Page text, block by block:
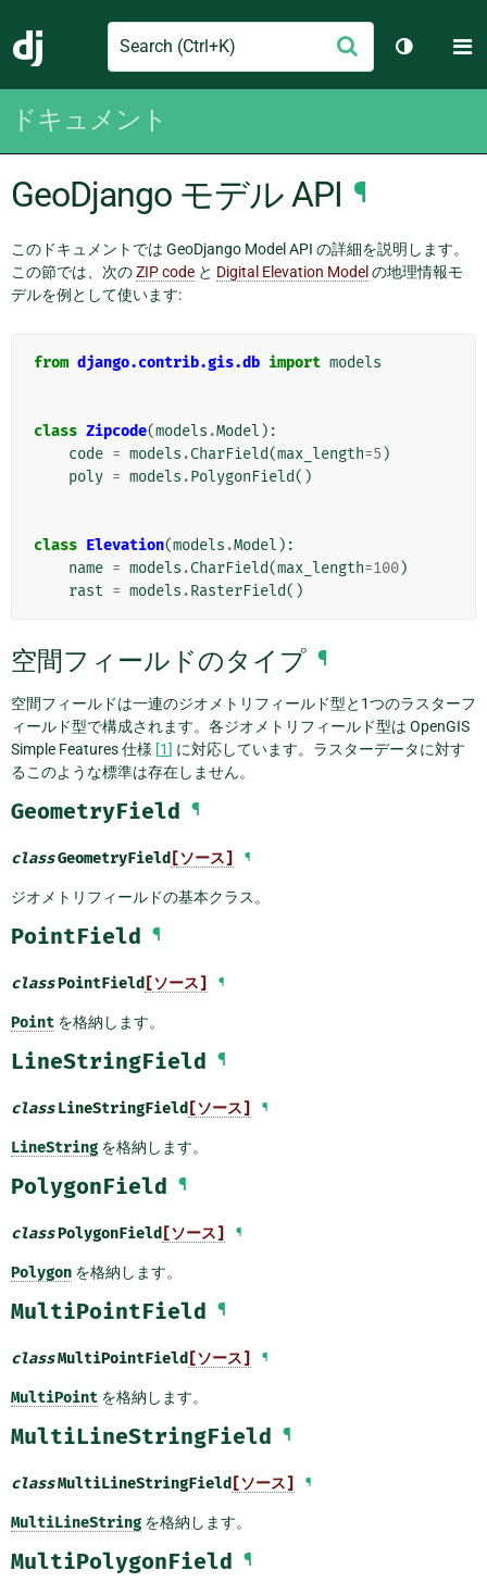
Django
Search
信
テーマを
ドキュメント
GeoDjango モデル API ¶
このドキュメントでは GeoDjango Model API の詳細を説明します。
この節では、次のZIP code と Digital Elevation Modelの地理情報モ
デルを例として使います:
from django.contrib.gis.db import models
class Zipcode(models .Model ):
code = models .CharField(max_length=5 )
poly = models .PolygonField()
class Elevation(models .Model ):
name = models .CharField(max_length=100)
rast = models .RasterField()
空間フィールドのタイプ ¶
空間フィールドは一連のジオメトリフィールド型と1つのラスターフ
ィールド型で構成されます。各ジオメトリフィールド型は OpenGIS
Simple Features 仕様 [1] に対応しています。ラスターデータに対す
るこのような標準は存在しません。
GeometryField ¶
classGeometryField [ソース] ¶
ジオメトリフィールドの基本クラス。
PointField ¶
classPointField [ソース] ¶
Point を格納します。
LineStringField ¶
class LineStringField [ソース] ¶
LineString を格納します。
PolygonField ¶
classPolygonField [ソース] ¶
Polygon を格納します。
MultiPointField ¶
classMultiPointField [ソース] ¶
MultiPoint を格納します。
MultiLineStringField ¶
classMultiLineStringField [ソース] ¶
MultiLineString を格納します。
MultiPolygonField ¶